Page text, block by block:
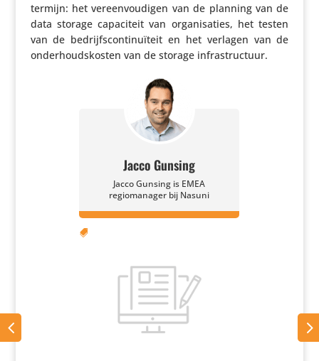
termijn: het vereen­vou­digen van de planning van de
data storage capa­ci­teit van orga­ni­sa­ties, het testen
van de bedrijfs­con­ti­nu­ï­teit en het verlagen van de
onder­houds­kosten van de storage infrastructuur.
Jacco Gunsing
Jacco Gunsing is EMEA
regiomanager bij Nasuni
